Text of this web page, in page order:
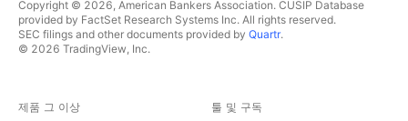
Copyright © 2026, American Bankers Association. CUSIP Database
provided by FactSet Research Systems Inc. All rights reserved.
SEC filings and other documents provided by Quartr.
© 2026 TradingView, Inc.
제품 그 이상 툴 및 구독